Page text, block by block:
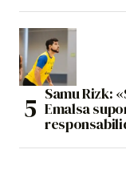
Samu Rizk:
Emalsa